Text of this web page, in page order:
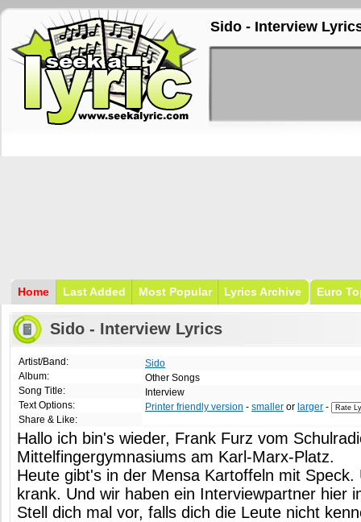
Sido - Interview
Home Last Added Most Popular Lyrics Archive Euro
Sido - Interview Lyrics
Artist/Band:
Album:
Song Title:
Text Options:
Share & Like:
Sido
Other Songs
Interview
Printer friendly version - smaller or larger -
Hallo ich bin's wieder, Frank Furz vom
Mittelfingergymnasiums am Karl-Marx-Platz.
Heute gibt's in der Mensa Kartoffeln mit Speck.
krank. Und wir haben ein Interviewpartner hier
Stell dich mal vor, falls dich die Leute nicht